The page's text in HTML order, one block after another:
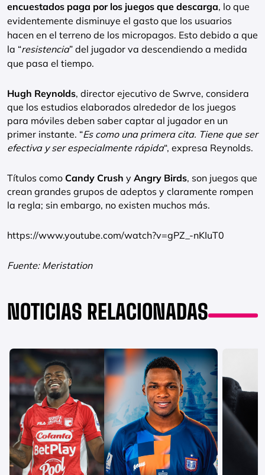
encuestados paga por los juegos que descarga, lo que
evidentemente disminuye el gasto que los usuarios
hacen en el terreno de los micropagos. Esto debido a que
la “resistencia” del jugador va descendiendo a medida
que pasa el tiempo.
Hugh Reynolds, director ejecutivo de Swrve, considera
que los estudios elaborados alrededor de los juegos
para móviles deben saber captar al jugador en un
primer instante. “Es como una primera cita. Tiene que ser
efectiva y ser especialmente rápida“, expresa Reynolds.
Títulos como Candy Crush y Angry Birds, son juegos que
crean grandes grupos de adeptos y claramente rompen
la regla; sin embargo, no existen muchos más.
https://www.youtube.com/watch?v=gPZ_-nKIuT0
Fuente: Meristation
NOTICIAS RELACIONADAS